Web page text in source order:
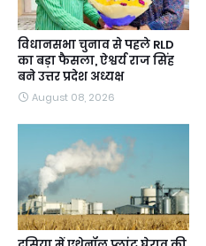
विधानसभा चुनाव से पहले RLD
का बड़ा फैसला, ऐश्वर्य राज सिंह
बने उत्तर प्रदेश अध्यक्ष
August 08, 2026